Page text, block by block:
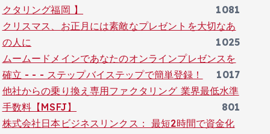
クタリング福岡 】
1081
クリスマス、お正月には素敵なプレゼントを大切なあ
の人に
1025
ムームードメインであなたのオンラインプレゼンスを
確立 - - - ステップバイステップで簡単登録！
1017
他社からの乗り換え専用ファクタリング 業界最低水準
手数料【MSFJ】
801
株式会社日本ビジネスリンクス： 最短2時間で資金化